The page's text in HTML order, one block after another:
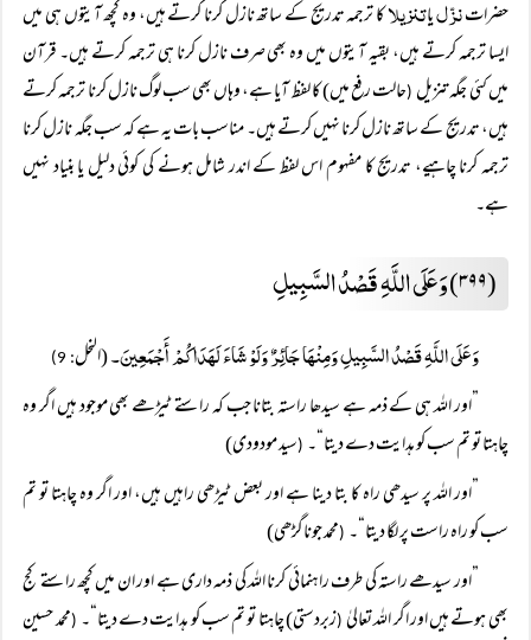
حضراتنزّلیاتنزیلاکا ترجمہ تدریج کے ساتھ نازل کرنا کرتے ہیں، وہ کچھ آیتوں ہی میں
ایسا ترجمہ کرتے ہیں، بقیہ آیتوں میں وہ بھی صرف نازل کرنا ہی ترجمہ کرتے ہیں۔ قرآن
میں کئی جگہ تنزیل (حالت رفع میں) کا لفظ آیا ہے، وہاں بھی سب لوگ نازل کرنا ترجمہ کرتے
ہیں، تدریج کے ساتھ نازل کرنا نہیں کرتے ہیں۔ مناسب بات یہ ہے کہ سب جگہ نازل کرنا
ترجمہ کرنا چاہیے، تدریج کا مفہوم اس لفظ کے اندر شامل ہونے کی کوئی دلیل یا بنیاد نہیں
ہے۔
(۳۹۹) وَعَلَی اللَّہِ قَصْدُ السَّبِیلِ
وَعَلَی اللَّہِ قَصْدُ السَّبِیلِ وَمِنْہَا جَائِرٌ وَلَوْ شَاءَ لَہَدَاکُمْ أَجْمَعِینَ۔(النحل: 9)
”اور اللہ ہی کے ذمہ ہے سیدھا راستہ بتانا جب کہ راستے ٹیڑھے بھی موجود ہیں اگر وہ
چاہتا تو تم سب کو ہدایت دے دیتا“۔ (سید مودودی)
”اور اللہ پر سیدھی راہ کا بتا دینا ہے اور بعض ٹیڑھی راہیں ہیں، اور اگر وہ چاہتا تو تم
سب کو راہ راست پر لگا دیتا“۔ (محمد جوناگڑھی)
”اور سیدھے راستہ کی طرف راہنمائی کرنا اللہ کی ذمہ داری ہے اور ان میں کچھ راستے کج
بھی ہوتے ہیں اور اگر اللہ تعالیٰ(زبردستی) چاہتا تو تم سب کو ہدایت دے دیتا“۔ (محمد حسین